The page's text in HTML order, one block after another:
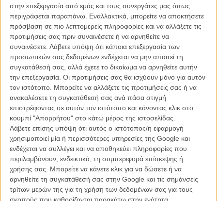
στην επεξεργασία από εμάς και τους συνεργάτες μας όπως
περιγράφεται παραπάνω. Εναλλακτικά, μπορείτε να αποκτήσετε
πρόσβαση σε πιο λεπτομερείς πληροφορίες και να αλλάξετε τις
προτιμήσεις σας πριν συναινέσετε ή να αρνηθείτε να
συναινέσετε. Λάβετε υπόψη ότι κάποια επεξεργασία των
προσωπικών σας δεδομένων ενδέχεται να μην απαιτεί τη
συγκατάθεσή σας, αλλά έχετε το δικαίωμα να αρνηθείτε αυτήν
την επεξεργασία. Οι προτιμήσεις σας θα ισχύουν μόνο για αυτόν
τον ιστότοπο. Μπορείτε να αλλάξετε τις προτιμήσεις σας ή να
ανακαλέσετε τη συγκατάθεσή σας ανά πάσα στιγμή
επιστρέφοντας σε αυτόν τον ιστότοπο και κάνοντας κλικ στο
κουμπί "Απορρήτου" στο κάτω μέρος της ιστοσελίδας.
Λάβετε επίσης υπόψη ότι αυτός ο ιστότοπος/η εφαρμογή
χρησιμοποιεί μία ή περισσότερες υπηρεσίες της Google και
ενδέχεται να συλλέγει και να αποθηκεύει πληροφορίες που
περιλαμβάνουν, ενδεικτικά, τη συμπεριφορά επίσκεψης ή
χρήσης σας. Μπορείτε να κάνετε κλικ για να δώσετε ή να
αρνηθείτε τη συγκατάθεσή σας στην Google και τις σημάνσεις
τρίτων μερών της για τη χρήση των δεδομένων σας για τους
Ο νεαρός, «διαφορετικός» Λεμεμπέλ της δεκαετίας του '80 και της
χούντας στη Χιλή, ήταν ένας επιθετικός, σοφιστικέ αντάρτης.
Καλλιεργημένος και καλλιεπής, ξεκίνησε την αντίστασή του
ιδρύοντας, με φίλους και συνοδοιπόρους, το σχήμα «Οι Φοράδες
της Αποκάλυψης»: μαζί με τον Φρανσίσκο Κάσας, έστησαν
αιχμηρές performances, τόσο για το αναστατωμένο κοινό, όσο και
για να «μπουκάρουν» σε πολιτικές ομιλίες και άλλες δράσεις του
status quo και να κάνουν τους ιθύνοντες να σαστίσουν. Αυτές οι
performances ήταν γεμάτες εικαστική δημιουργικότητα,
συνυφασμένη με οδύνη, ήταν από τη μια ξεκαρδιστικές στο θράσος
τους κι από την άλλη ποτισμένες στο σωματικό πόνο και στην
απόγνωση ενός τόπου εχθρικού - όχι μόνο της Χιλής του Πινοσέτ,
αλλά κι ολόκληρου του συντηρητικού δυτικού κόσμου. Αυτή η
εκρηκτική αρχή οδήγησε σε μια μεγάλη, πολυβραβευμένη πορεία
ενός καλλιτέχνη και λογοτέχνη που ξύπνησε τα πλήθη που τον
συνάντησαν και που έτσι πορεύτηκε, χωρίς συμβιβασμούς, ως το
θάνατό του το 2015 από καρκίνο του λάρυγγα.